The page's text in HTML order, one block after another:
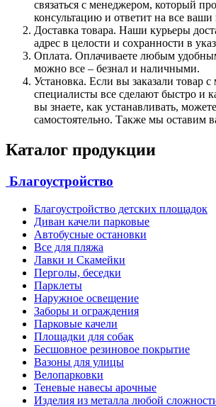
связаться с менеджером, который
консультацию и ответит на все
Доставка товара. Наши курьеры
адрес в целости и сохранности в
Оплата. Оплачиваете любым
можно все – безнал и наличными.
Установка. Если вы заказали товар
специалисты все сделают быстро и
вы знаете, как устанавливать,
самостоятельно. Также мы оставим
Каталог продукции
Благоустройство
Благоустройство детских площадок
Диван качели парковые
Автобусные остановки
Все для пляжа
Лавки и Скамейки
Перголы, беседки
Парклеты
Наружное освещение
Заборы и ограждения
Парковые качели
Площадки для собак
Бесшовное резиновое покрытие
Вазоны для улицы
Велопарковки
Теневые навесы арочные
Изделия из металла любой